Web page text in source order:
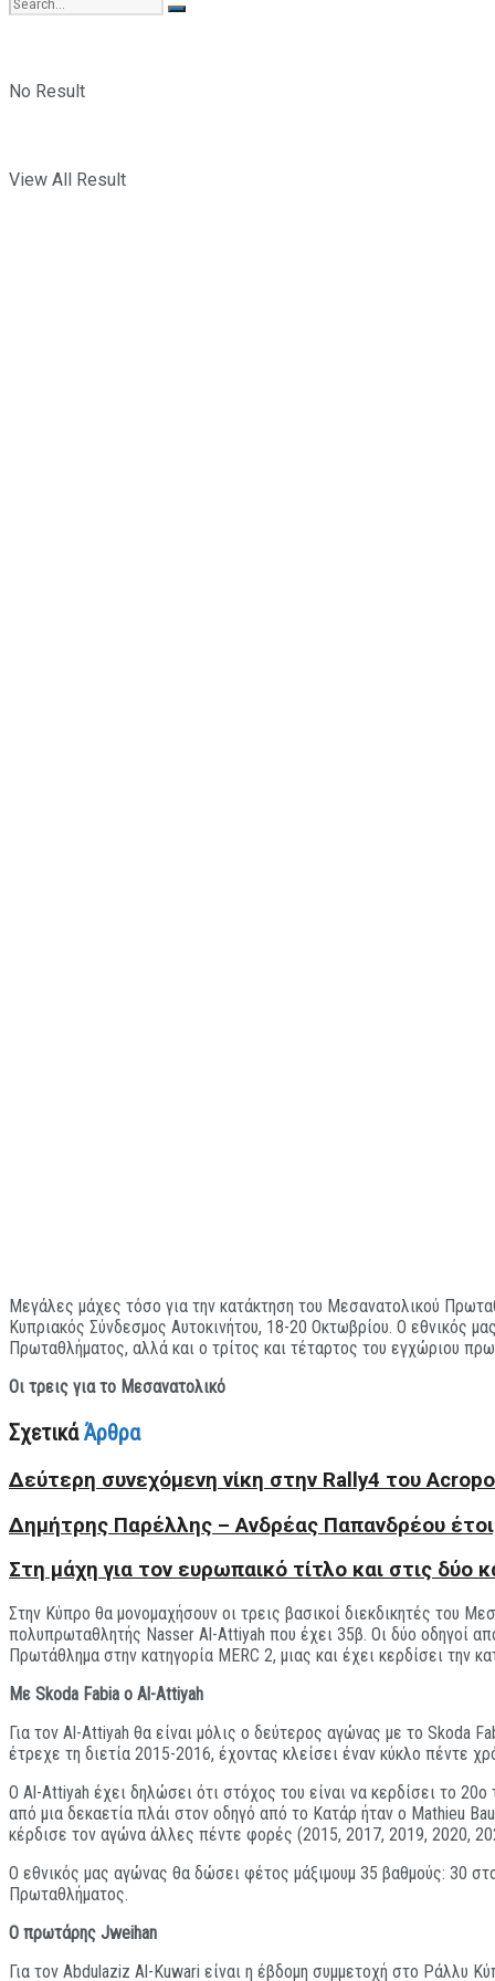
No Result
View All Result
Μεγάλες μάχες τόσο για την κατάκτηση του Μεσανατολικού
Κυπριακός Σύνδεσμος Αυτοκινήτου, 18-20 Οκτωβρίου. Ο εθνικός
Πρωταθλήματος, αλλά και ο τρίτος και τέταρτος του εγχώριου
Οι τρεις για το Μεσανατολικό
ΣχετικάΆρθρα
Δεύτερη συνεχόμενη νίκη στην Rally4 του
Δημήτρης Παρέλλης – Ανδρέας Παπανδρέου
Στη μάχη για τον ευρωπαικό τίτλο και στις δύο
Στην Κύπρο θα μονομαχήσουν οι τρεις βασικοί διεκδικητές του
πολυπρωταθλητής Nasser Al-Attiyah που έχει 35β. Οι δύο οδηγοί
Πρωτάθλημα στην κατηγορία MERC 2, μιας και έχει κερδίσει
Με Skoda Fabia ο Al-Attiyah
Για τον Al-Attiyah θα είναι μόλις ο δεύτερος αγώνας με το Skoda
έτρεχε τη διετία 2015-2016, έχοντας κλείσει έναν κύκλο πέντε
Ο Al-Attiyah έχει δηλώσει ότι στόχος του είναι να κερδίσει το
από μια δεκαετία πλάι στον οδηγό από το Κατάρ ήταν ο Mathieu
κέρδισε τον αγώνα άλλες πέντε φορές (2015, 2017, 2019, 2020,
Ο εθνικός μας αγώνας θα δώσει φέτος μάξιμουμ 35 βαθμούς: 30
Πρωταθλήματος.
Ο πρωτάρης Jweihan
Για τον Abdulaziz Al-Kuwari είναι η έβδομη συμμετοχή στο Ράλλυ